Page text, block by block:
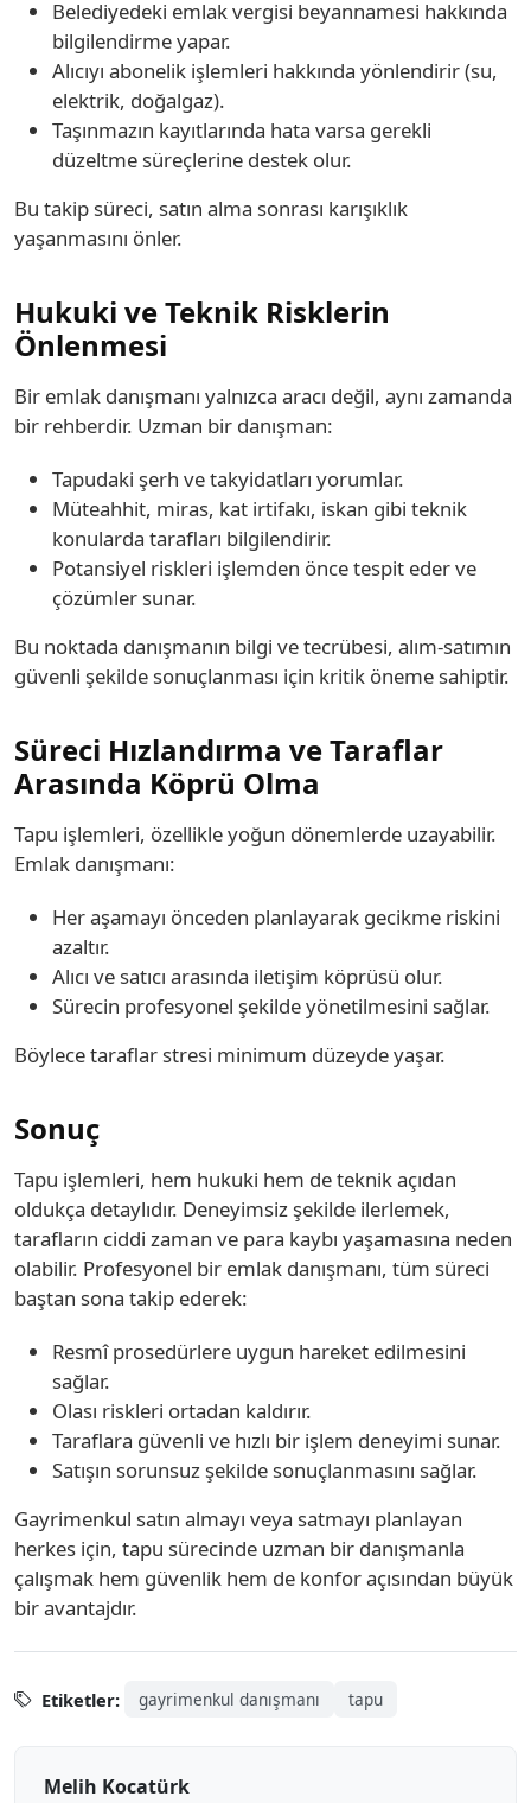
Belediyedeki emlak vergisi beyannamesi hakkında
bilgilendirme yapar.
Alıcıyı abonelik işlemleri hakkında yönlendirir (su,
elektrik, doğalgaz).
Taşınmazın kayıtlarında hata varsa gerekli
düzeltme süreçlerine destek olur.
Bu takip süreci, satın alma sonrası karışıklık
yaşanmasını önler.
Hukuki ve Teknik Risklerin
Önlenmesi
Bir emlak danışmanı yalnızca aracı değil, aynı zamanda
bir rehberdir. Uzman bir danışman:
Tapudaki şerh ve takyidatları yorumlar.
Müteahhit, miras, kat irtifakı, iskan gibi teknik
konularda tarafları bilgilendirir.
Potansiyel riskleri işlemden önce tespit eder ve
çözümler sunar.
Bu noktada danışmanın bilgi ve tecrübesi, alım-satımın
güvenli şekilde sonuçlanması için kritik öneme sahiptir.
Süreci Hızlandırma ve Taraflar
Arasında Köprü Olma
Tapu işlemleri, özellikle yoğun dönemlerde uzayabilir.
Emlak danışmanı:
Her aşamayı önceden planlayarak gecikme riskini
azaltır.
Alıcı ve satıcı arasında iletişim köprüsü olur.
Sürecin profesyonel şekilde yönetilmesini sağlar.
Böylece taraflar stresi minimum düzeyde yaşar.
Sonuç
Tapu işlemleri, hem hukuki hem de teknik açıdan
oldukça detaylıdır. Deneyimsiz şekilde ilerlemek,
tarafların ciddi zaman ve para kaybı yaşamasına neden
olabilir. Profesyonel bir emlak danışmanı, tüm süreci
baştan sona takip ederek:
Resmî prosedürlere uygun hareket edilmesini
sağlar.
Olası riskleri ortadan kaldırır.
Taraflara güvenli ve hızlı bir işlem deneyimi sunar.
Satışın sorunsuz şekilde sonuçlanmasını sağlar.
Gayrimenkul satın almayı veya satmayı planlayan
herkes için, tapu sürecinde uzman bir danışmanla
çalışmak hem güvenlik hem de konfor açısından büyük
bir avantajdır.
Etiketler: gayrimenkul danışmanı tapu
Melih Kocatürk